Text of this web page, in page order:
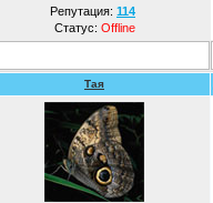
Репутация: 114
Статус: Offline
Тая